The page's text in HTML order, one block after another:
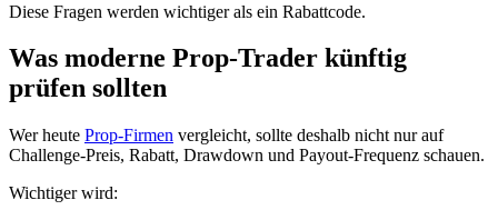
Diese Fragen werden wichtiger als ein Rabattcode.
Was moderne Prop-Trader künftig
prüfen sollten
Wer heute Prop-Firmen vergleicht, sollte deshalb nicht nur auf
Challenge-Preis, Rabatt, Drawdown und Payout-Frequenz schauen.
Wichtiger wird: